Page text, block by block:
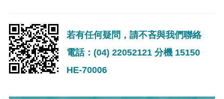
若有任何疑問，請不吝與我們聯絡
電話：(04) 22052121 分機 15150
HE-70006